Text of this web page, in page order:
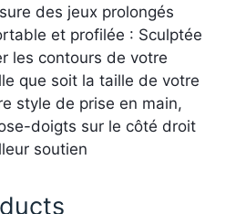
des jeux prolongés
et profilée : Sculptée
les contours de votre
que soit la taille de votre
style de prise en main,
doigts sur le côté droit
soutien